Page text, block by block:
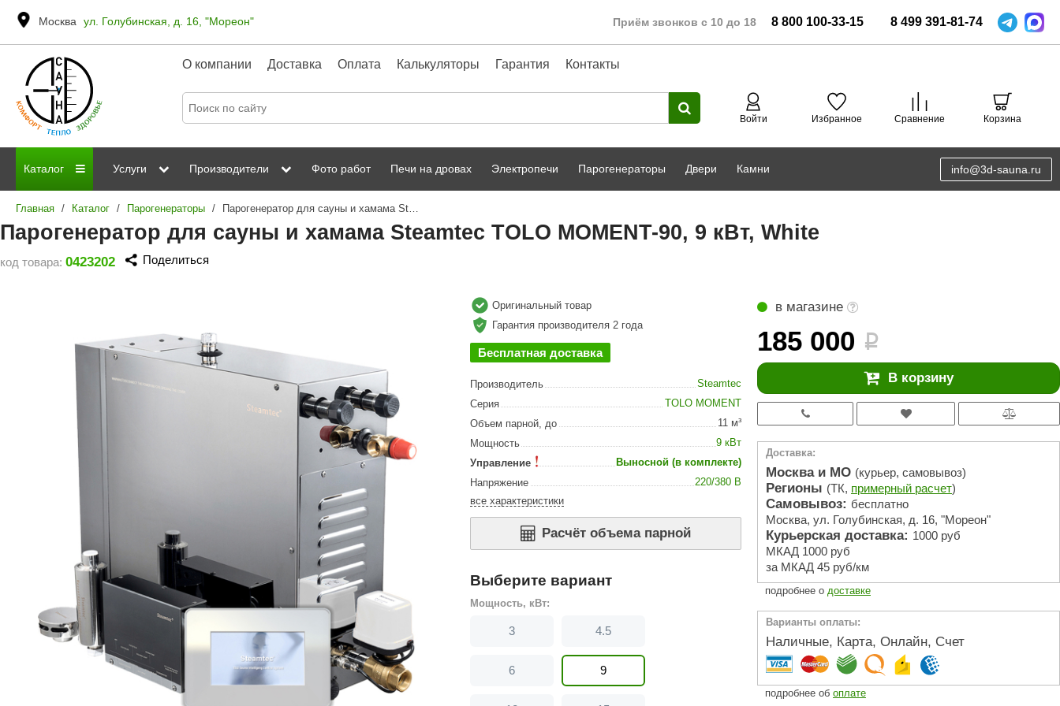
Москва ул. Голубинская, д. 16, "Мореон" Приём звонков с 10 до 18 8 800 100-33-15 8 499 391-81-74
О компании Доставка Оплата Калькуляторы Гарантия Контакты
Войти Избранное Сравнение Корзина
Каталог
Дровяные печи
Электрические печи
Камни для печей
Двери для сауны
Ароматерапия
Гималайская соль
Аудио/Акустика
Освещение
Дерево для бани
Плитка из камня
Услуги
ИК сауны
Производители
Grandis
Karhu PRO METALL
A-Panel Руспанель
SPA-Технология Lacoform Сталь-Мастер
Иди в Баню Composit Банные штучки
Baneum Sangens
ASTON Fischer
Баня Органика Русский дух RAINZ
IDABIO PolarSpa
TechHolland Bentwood
Tulikivi Rento Tylo
Blumenberg WDT LUX ELEMENTS Wedi
HygroMatik Schiedel LANG’s
Kusaterm Craft
Maestro Woods KOY Ec Light
ProConHealth Baldus Kvimol
Фото работ Печи на дровах Электропечи Парогенераторы Двери Камни info@3d-sauna.ru
Главная / Каталог / Парогенераторы / Парогенератор для сауны и хамама Steamtec TOLO MOMENT-90, 9 кВт, White
Парогенератор для сауны и хамама Steamtec TOLO MOMENT-90, 9 кВт, White
код товара: 0423202 Поделиться
в магазине
185 000 i
В корзину
Оригинальный товар
Гарантия производителя 2 года
Бесплатная доставка
Производитель
Steamtec
Серия
TOLO MOMENT
Объем парной, до
11 м³
Мощность
9 кВт
Управление
Выносной (в комплекте)
Напряжение
220/380 В
все характеристики
Расчёт объема парной
Выберите вариант
Мощность, кВт:
3 4.5
6 9
Доставка:
Москва и МО (курьер, самовывоз)
Регионы (ТК, примерный расчет)
Самовывоз: бесплатно
Москва, ул. Голубинская, д. 16, "Мореон"
Курьерская доставка: 1000 руб
МКАД 1000 руб
за МКАД 45 руб/км
подробнее о доставке
Варианты оплаты:
Наличные, Карта, Онлайн, Счет
подробнее об оплате